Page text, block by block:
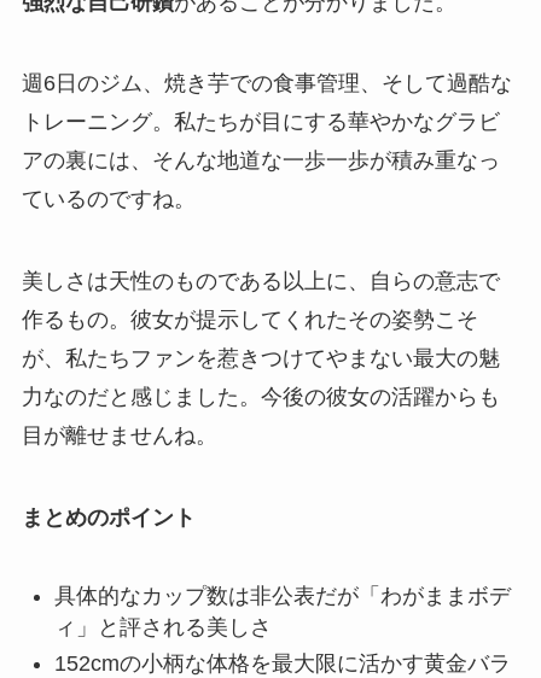
週6日のジム、焼き芋での食事管理、そして過酷な
トレーニング。私たちが目にする華やかなグラビ
アの裏には、そんな地道な一歩一歩が積み重なっ
ているのですね。
美しさは天性のものである以上に、自らの意志で
作るもの。彼女が提示してくれたその姿勢こそ
が、私たちファンを惹きつけてやまない最大の魅
力なのだと感じました。今後の彼女の活躍からも
目が離せませんね。
まとめのポイント
具体的なカップ数は非公表だが「わがままボデ
ィ」と評される美しさ
152cmの小柄な体格を最大限に活かす黄金バラ